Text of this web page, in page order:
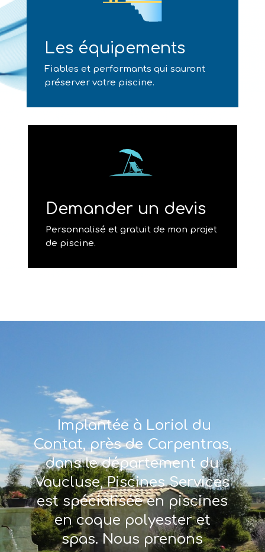
Les équipements
Fiables et performants qui sauront
préserver votre piscine.
Demander un devis
Personnalisé et gratuit de mon projet
de piscine.
Implantée à Loriol du
Contat, près de Carpentras,
dans le département du
Vaucluse, Piscines Services
est spécialisée en piscines
en coque polyester et
spas. Nous prenons